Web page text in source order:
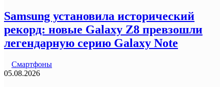
Samsung установила исторический
рекорд: новые Galaxy Z8 превзошли
легендарную серию Galaxy Note
Смартфоны
05.08.2026